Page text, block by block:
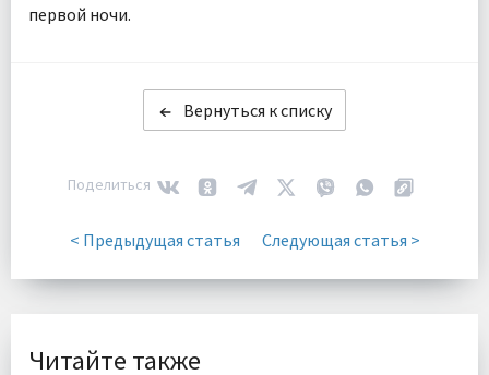
первой ночи.
Вернуться к списку
Поделиться
< Предыдущая статья Следующая статья >
Читайте также